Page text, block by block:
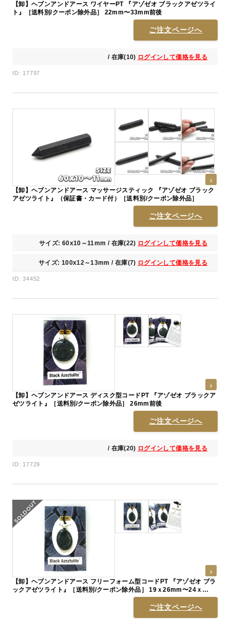
【卸】ヘブンアンドアース ワイヤーPT 『アゾゼオ ブラックアゼツライ
ト』［送料別/クーポン除外品］ 22mm〜33mm前後
ご注文ページへ
/ 在庫(10) ログインして価格を見る
ID: 17797
【卸】ヘブンアンドアース マッサージスティック 『アゾゼオ ブラック
アゼツライト』（保証書・カード付）［送料別/クーポン除外品］
ご注文ページへ
サイズ: 60x10～11mm / 在庫(22) ログインして価格を見る
サイズ: 100x12～13mm / 在庫(7) ログインして価格を見る
ID: 34452
【卸】ヘブンアンドアース ディスク型コードPT 『アゾゼオ ブラックア
ゼツライト』［送料別/クーポン除外品］ 26mm前後
ご注文ページへ
/ 在庫(20) ログインして価格を見る
ID: 17729
【卸】ヘブンアンドアース フリーフォーム型コードPT 『アゾゼオ ブラ
ックアゼツライト』［送料別/クーポン除外品］ 19ｘ26mm〜24ｘ
ご注文ページへ